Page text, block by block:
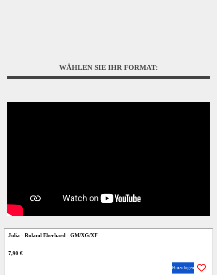
WÄHLEN SIE IHR FORMAT:
Julia - Roland Eberhard - GM/XG/XF
7,90 €
Hinzufügen